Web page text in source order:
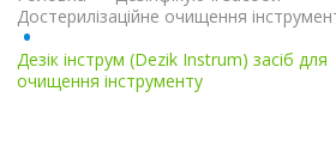
Достерилізаційне очищення
.
Дезік інструм (Dezik Instrum) засіб для
очищення інструменту